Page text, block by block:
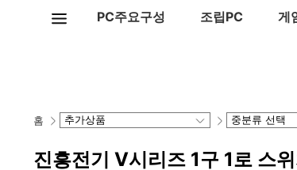
PC주요구성 조립PC 게
홈
진흥전기 V시리즈 1구 1로 스